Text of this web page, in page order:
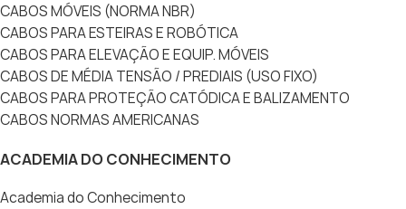
CABOS MÓVEIS (NORMA NBR)
CABOS PARA ESTEIRAS E ROBÓTICA
CABOS PARA ELEVAÇÃO E EQUIP. MÓVEIS
CABOS DE MÉDIA TENSÃO / PREDIAIS (USO FIXO)
CABOS PARA PROTEÇÃO CATÓDICA E BALIZAMENTO
CABOS NORMAS AMERICANAS
ACADEMIA DO CONHECIMENTO
Academia do Conhecimento